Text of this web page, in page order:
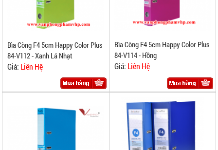
Bìa Còng F4 5cm Happy Color Plus
84-V112 - Xanh Lá Nhạt
Giá: Liên Hệ
Bìa Còng F4 5cm Happy Color Plus
84-V114 - Hồng
Giá: Liên Hệ